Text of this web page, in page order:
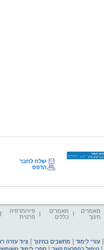
שלח לחבר
הדפס
מאמרים
חינוך
מאמרים
כללים
פיזיותרפיה
פרטית
עזרי לימוד מחשבים בחינוך |ציוד עזרה